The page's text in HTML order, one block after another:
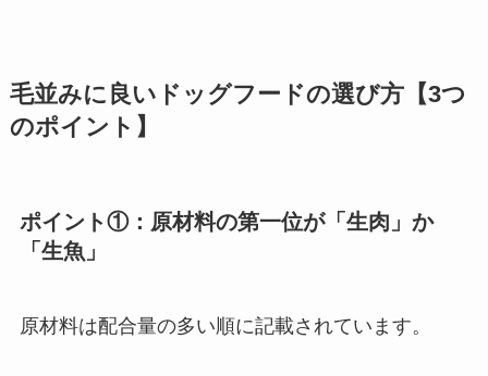
毛並みに良いドッグフードの選び方【3つ
のポイント】
ポイント①：原材料の第一位が「生肉」か
「生魚」
原材料は配合量の多い順に記載されています。